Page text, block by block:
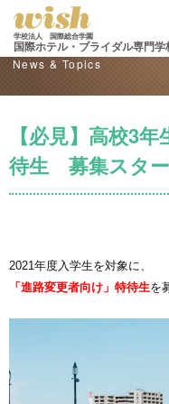
学校法人 国際総合学園
国際ホテル・ブライダル専門学
学校からのお知ら
News & Topics
【必見】高校3
待生 募集スター
2021年度入学生を対象に、
「進路変更者向け」特待生を